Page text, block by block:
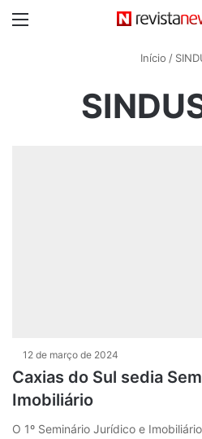
Início /
12 de março de 2024
Caxias do Sul sedia
Imobiliário
O 1º Seminário Jurídico e